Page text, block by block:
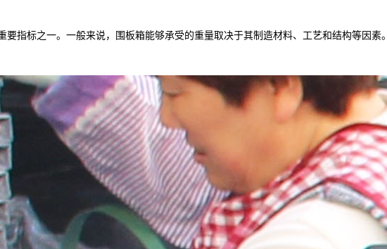
指标之一。一般来说，围板箱能够承受的重量取决于其制造材料、工艺和结构等因素。